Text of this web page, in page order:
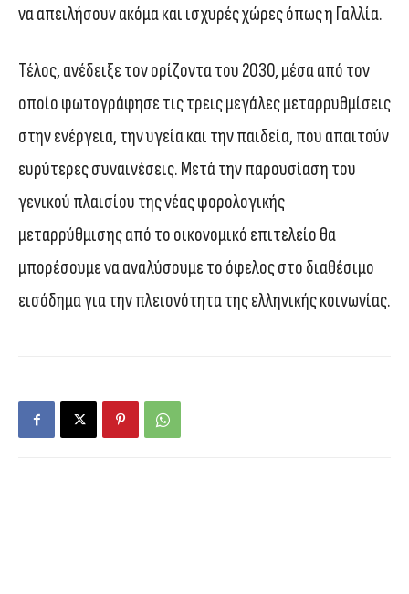
να απειλήσουν ακόμα και ισχυρές χώρες όπως η Γαλλία.
Τέλος, ανέδειξε τον ορίζοντα του 2030, μέσα από τον
οποίο φωτογράφησε τις τρεις μεγάλες μεταρρυθμίσεις
στην ενέργεια, την υγεία και την παιδεία, που απαιτούν
ευρύτερες συναινέσεις. Μετά την παρουσίαση του
γενικού πλαισίου της νέας φορολογικής
μεταρρύθμισης από το οικονομικό επιτελείο θα
μπορέσουμε να αναλύσουμε το όφελος στο διαθέσιμο
εισόδημα για την πλειονότητα της ελληνικής κοινωνίας.